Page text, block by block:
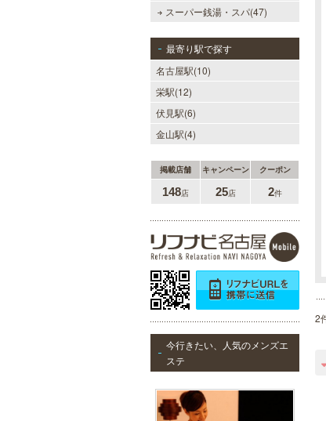
スーパー銭湯・スパ(47)
最寄り駅で探す
名古屋駅(10)
栄駅(12)
伏見駅(6)
金山駅(4)
掲載店舗 キャンペーン クーポン
148店 25店 2件
今行きたい、人気のメンズエ
ステ
2